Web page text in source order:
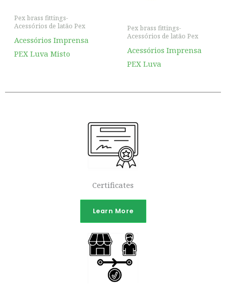
Pex brass fittings-
Acessórios de latão Pex
Acessórios Imprensa
PEX Luva Misto
Pex brass fittings-
Acessórios de latão Pex
Acessórios Imprensa
PEX Luva
Certificates
Learn More